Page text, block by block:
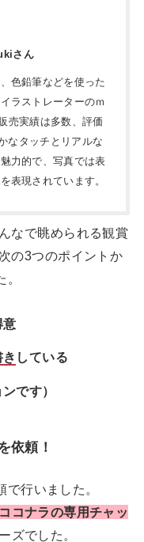
さん
色鉛筆などを使った
ラストレーターのｍ
売実績は多数、評価
なタッチとリアルな
力的で、写真では表
表現されています。
なで眺められる観賞
の3つのポイントか
意
している
です）
依頼！
行いました。
ココナラの専用チャッ
ズでした。